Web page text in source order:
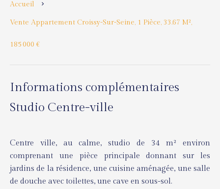
Accueil
Vente Appartement Croissy-Sur-Seine, 1 Pièce, 33.67 M²,
185 000 €
Informations complémentaires
Studio Centre-ville
Centre ville, au calme, studio de 34 m² environ
comprenant une pièce principale donnant sur les
jardins de la résidence, une cuisine aménagée, une salle
de douche avec toilettes, une cave en sous-sol.